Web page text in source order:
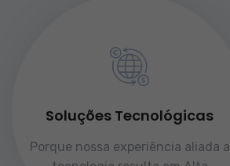
Soluções Tecnológicas
Porque nossa experiência aliada a